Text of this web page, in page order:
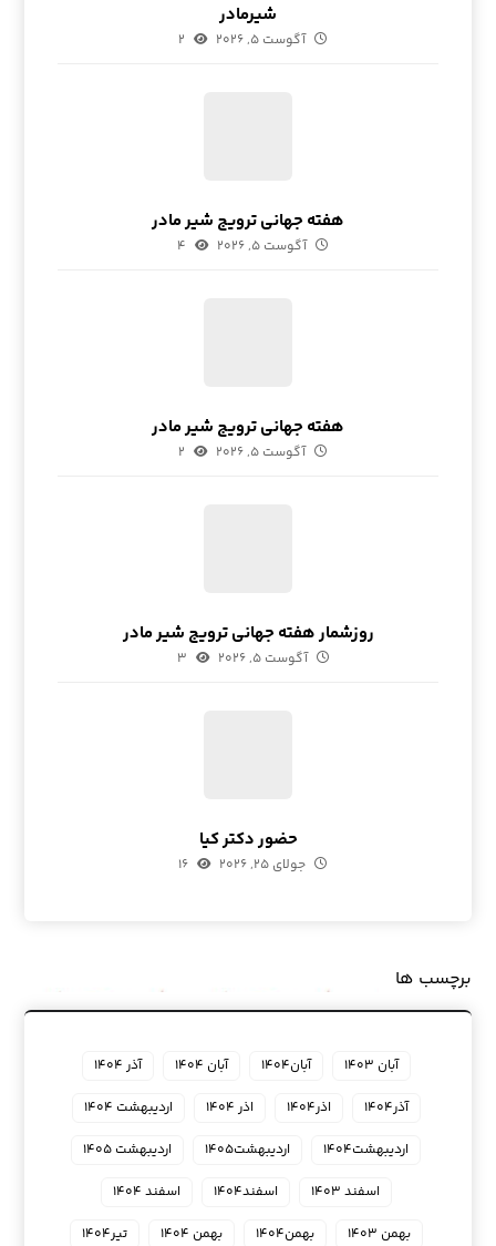
شیرمادر
آگوست ۵, ۲۰۲۶ ۲
هفته جهانی ترویج شیر مادر
آگوست ۵, ۲۰۲۶ ۴
هفته جهانی ترویج شیر مادر
آگوست ۵, ۲۰۲۶ ۲
روزشمار هفته جهانی ترویج شیر مادر
آگوست ۵, ۲۰۲۶ ۳
حضور دکتر کیا
جولای ۲۵, ۲۰۲۶ ۱۶
برچسب ها
آبان ۱۴۰۳ آبان۱۴۰۴ آبان ۱۴۰۴
آذر ۱۴۰۴
آذر۱۴۰۴
اذر۱۴۰۴ اذر ۱۴۰۴
اردیبهشت ۱۴۰۴
اردیبهشت۱۴۰۴
اردیبهشت۱۴۰۵
اردیبهشت ۱۴۰۵
اسفند ۱۴۰۳
اسفند۱۴۰۴
اسفند ۱۴۰۴
بهمن ۱۴۰۳
بهمن۱۴۰۴ بهمن ۱۴۰۴ تیر۱۴۰۴